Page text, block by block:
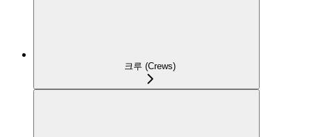
크루 (Crews)